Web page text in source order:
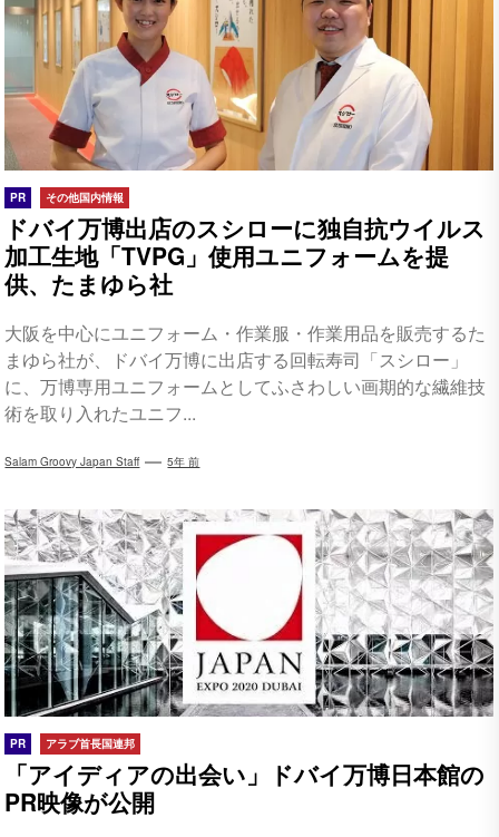
PR その他国内情報
ドバイ万博出店のスシローに独自抗ウイルス
加工生地「TVPG」使用ユニフォームを提
供、たまゆら社
大阪を中心にユニフォーム・作業服・作業用品を販売するた
まゆら社が、ドバイ万博に出店する回転寿司「スシロー」
に、万博専用ユニフォームとしてふさわしい画期的な繊維技
術を取り入れたユニフ...
Salam Groovy Japan Staff 5年 前
PR アラブ首長国連邦
「アイディアの出会い」ドバイ万博日本館の
PR映像が公開